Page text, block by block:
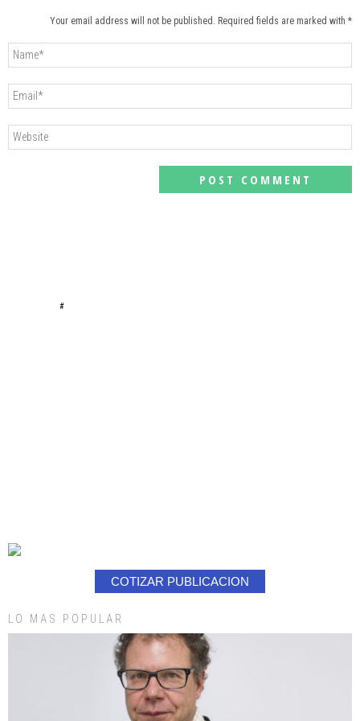
Your email address will not be published. Required fields are marked with *
#
COTIZAR PUBLICACION
LO MAS POPULAR